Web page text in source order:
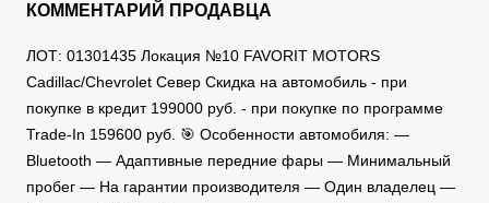
КОММЕНТАРИЙ ПРОДАВЦА
ЛОТ: 01301435 Локация №10 FAVORIT MOTORS
Сadillac/Chevrolet Север Скидка на автомобиль - при
покупке в кредит 199000 руб. - при покупке по программе
Trade-In 159600 руб. 🎯 Особенности автомобиля: —
Bluetooth — Адаптивные передние фары — Минимальный
пробег — На гарантии производителя — Один владелец —